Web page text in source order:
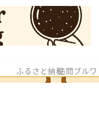
ふるさと納税訪問ブル